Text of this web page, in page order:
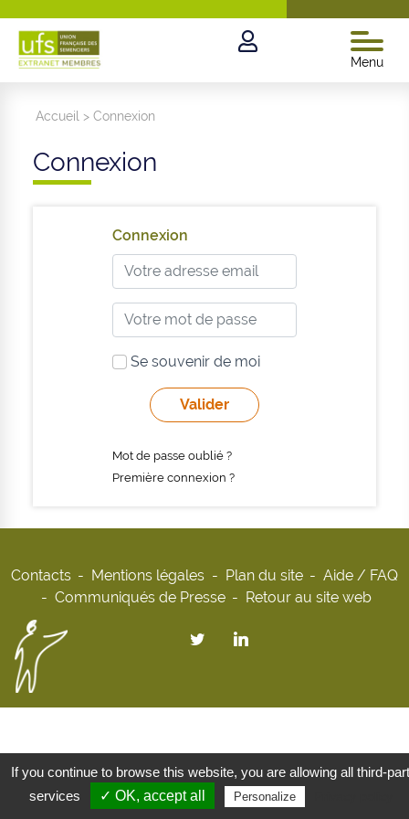
Menu
Accueil >Connexion
Connexion
Connexion
Se souvenir de moi
Mot de passe oublié ?
Première connexion ?
Contacts Mentions légales Plan du site
Aide / FAQ
Communiqués de Presse
Retour au site web
If you continue to browse this website, you are allowing all third-
services
✓ OK, accept all Personalize